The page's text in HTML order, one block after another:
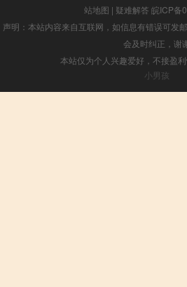
站地图 | 疑难解答 皖ICP备
声明：本站内容来自互联网，如信息有错误可发
会及时纠正，谢
本站仅为个人兴趣爱好，不接盈
小男孩